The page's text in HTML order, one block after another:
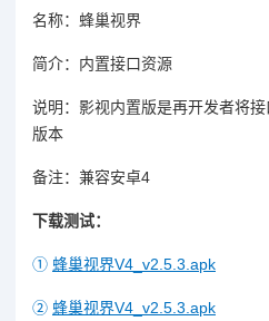
名称：蜂巢视界
简介：内置接口资源
说明：影视内置版是再开发者将
版本
备注：兼容安卓4
下载测试：
① 蜂巢视界V4_v2.5.3.apk
② 蜂巢视界V4_v2.5.3.apk